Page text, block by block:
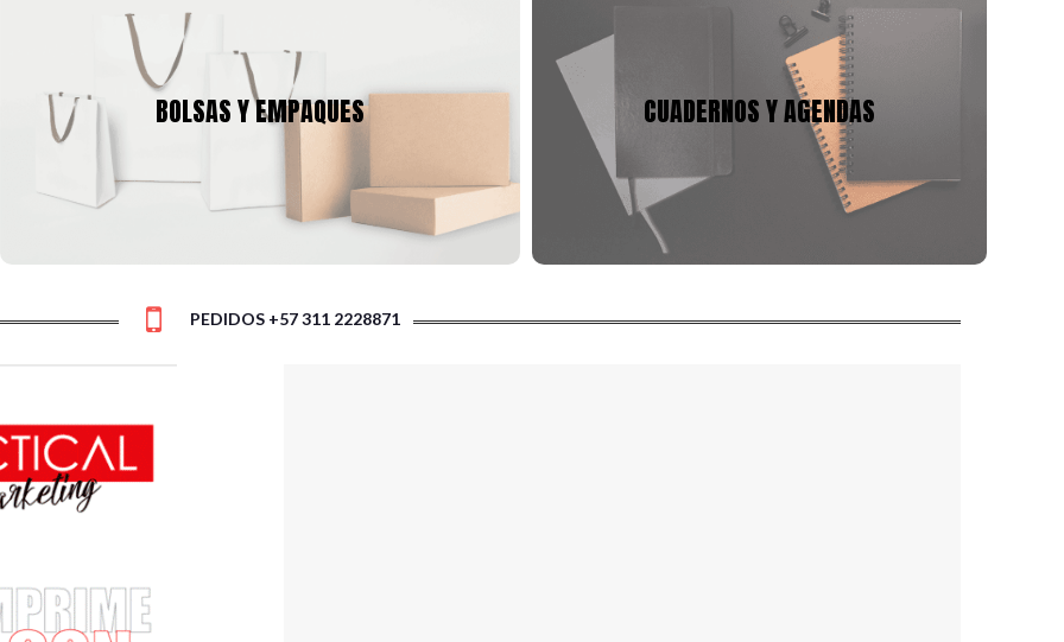
BOLSAS Y EMPAQUES
BOLSAS Y EMPAQUES
Tenemos una amplia gama de empaques para tu producto,
cajas y bolsas en gran variedad de tamaños, calibres,
formas, que se pueden ajustar a la imagen corporativa de tu
CUADERNOS Y AGENDAS
CUADERNOS Y AGENDAS
Tenemos mas de 10 años en la fabricación de
cuadernos y agendas, podemos adecuarnos a tu
presupuesto y a la necesidad, con gran variedad de
tamaños, cantidad de hojas y materiales.
PEDIDOS +57 311 2228871